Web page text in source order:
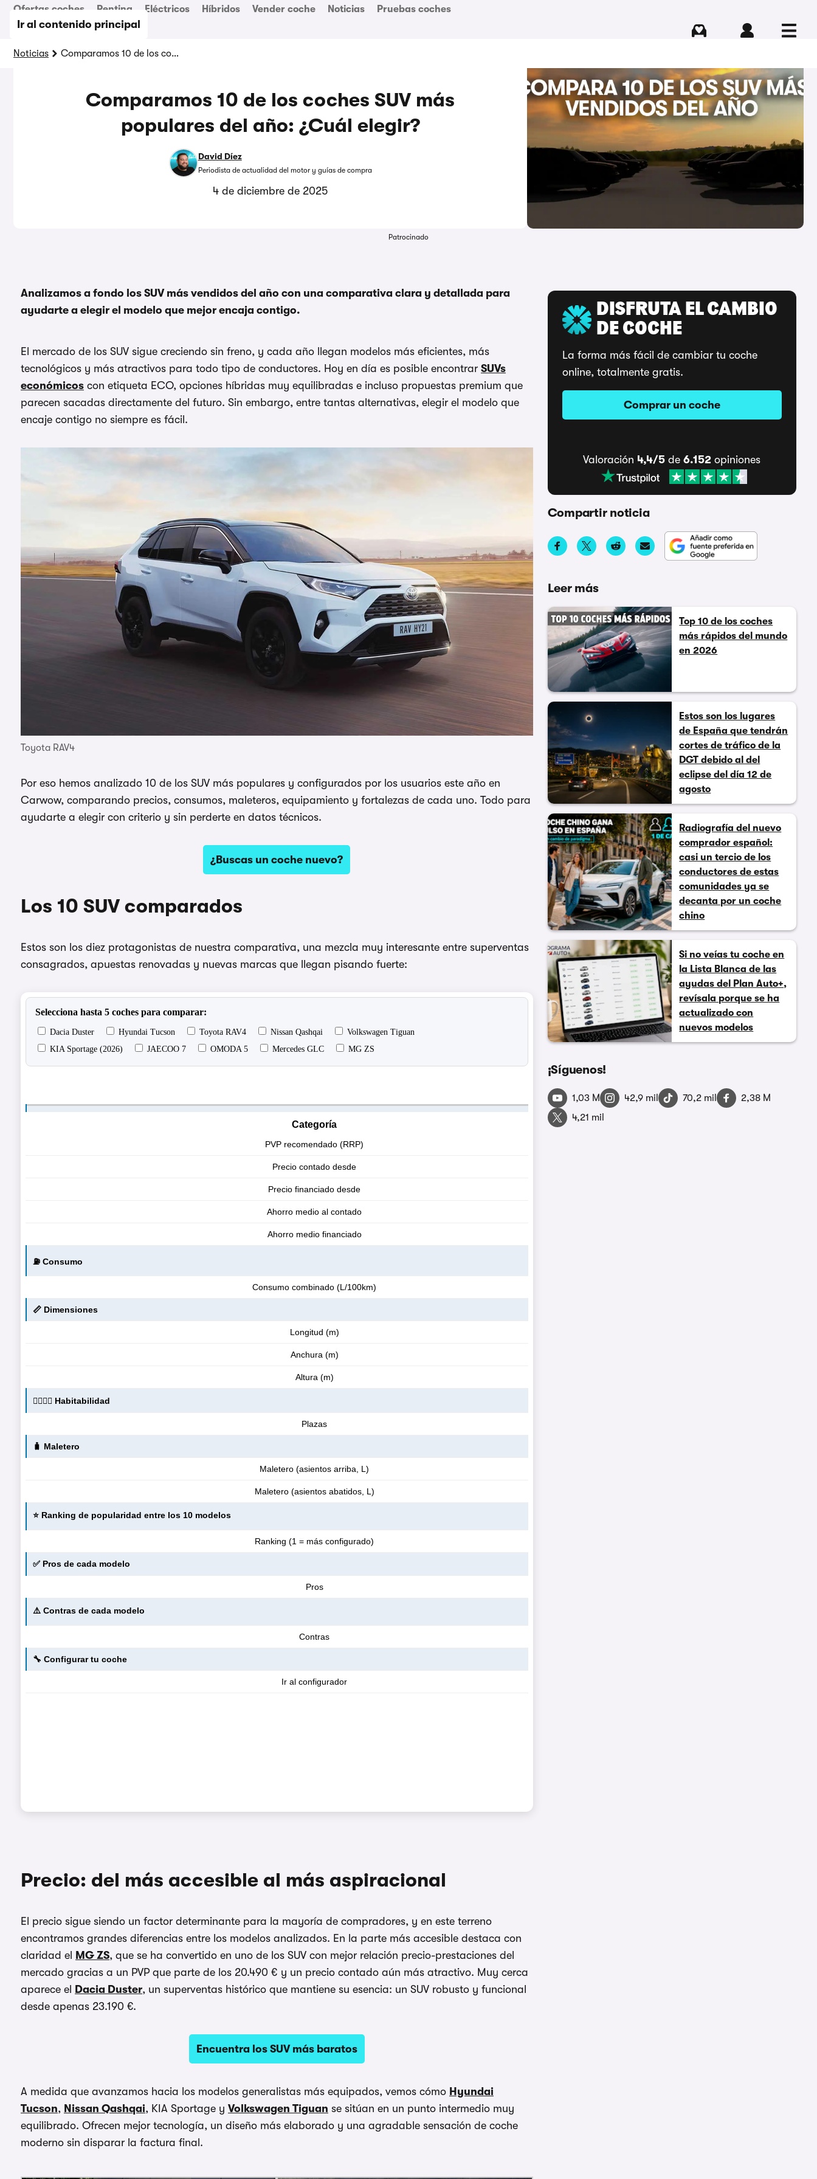
Ir al contenido principal
Ofertas coches Renting Eléctricos Híbridos Vender coche Noticias Pruebas coches
Noticias Comparamos 10 de los coches SUV más populares del año: ¿Cuál elegir?
Comparamos 10 de los coches SUV más
populares del año: ¿Cuál elegir?
David Díez
Periodista de actualidad del motor y guías de compra
4 de diciembre de 2025
Patrocinado
Analizamos a fondo los SUV más vendidos del año con una comparativa clara y detallada para
ayudarte a elegir el modelo que mejor encaja contigo.
El mercado de los SUV sigue creciendo sin freno, y cada año llegan modelos más eficientes, más
tecnológicos y más atractivos para todo tipo de conductores. Hoy en día es posible encontrar SUVs
económicos con etiqueta ECO, opciones híbridas muy equilibradas e incluso propuestas premium que
parecen sacadas directamente del futuro. Sin embargo, entre tantas alternativas, elegir el modelo que
encaje contigo no siempre es fácil.
Toyota RAV4
Por eso hemos analizado 10 de los SUV más populares y configurados por los usuarios este año en
Carwow, comparando precios, consumos, maleteros, equipamiento y fortalezas de cada uno. Todo para
ayudarte a elegir con criterio y sin perderte en datos técnicos.
¿Buscas un coche nuevo?
Los 10 SUV comparados
Estos son los diez protagonistas de nuestra comparativa, una mezcla muy interesante entre superventas
consagrados, apuestas renovadas y nuevas marcas que llegan pisando fuerte:
Precio: del más accesible al más aspiracional
El precio sigue siendo un factor determinante para la mayoría de compradores, y en este terreno
encontramos grandes diferencias entre los modelos analizados. En la parte más accesible destaca con
claridad el
MG ZS, que se ha convertido en uno de los SUV con mejor relación precio-prestaciones del
mercado gracias a un PVP que parte de los 20.490 € y un precio contado aún más atractivo. Muy cerca
aparece el
Dacia Duster, un superventas histórico que mantiene su esencia: un SUV robusto y funcional
desde apenas 23.190 €.
Encuentra los SUV más baratos
A medida que avanzamos hacia los modelos generalistas más equipados, vemos cómo Hyundai
Tucson, Nissan Qashqai, KIA Sportage y Volkswagen Tiguan se sitúan en un punto intermedio muy
equilibrado. Ofrecen mejor tecnología, un diseño más elaborado y una agradable sensación de coche
moderno sin disparar la factura final.
DISFRUTA EL CAMBIO
DE COCHE
La forma más fácil de cambiar tu coche
online, totalmente gratis.
Comprar un coche
Valoración 4,4/5 de6.152 opiniones
Compartir noticia
Leer más
Top 10 de los coches
más rápidos del mundo
en 2026
Estos son los lugares
de España que tendrán
cortes de tráfico de la
DGT debido al del
eclipse del día 12 de
agosto
Radiografía del nuevo
comprador español:
casi un tercio de los
conductores de estas
comunidades ya se
decanta por un coche
chino
Si no veías tu coche en
la Lista Blanca de las
ayudas del Plan Auto+,
revísala porque se ha
actualizado con
nuevos modelos
¡Síguenos!
1,03 M 42,9 mil 70,2 mil
2,38 M
4,21 mil